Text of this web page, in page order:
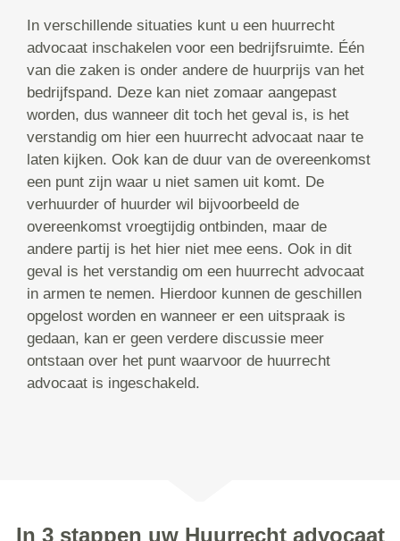
In verschillende situaties kunt u een huurrecht
advocaat inschakelen voor een bedrijfsruimte. Één
van die zaken is onder andere de huurprijs van het
bedrijfspand. Deze kan niet zomaar aangepast
worden, dus wanneer dit toch het geval is, is het
verstandig om hier een huurrecht advocaat naar te
laten kijken. Ook kan de duur van de overeenkomst
een punt zijn waar u niet samen uit komt. De
verhuurder of huurder wil bijvoorbeeld de
overeenkomst vroegtijdig ontbinden, maar de
andere partij is het hier niet mee eens. Ook in dit
geval is het verstandig om een huurrecht advocaat
in armen te nemen. Hierdoor kunnen de geschillen
opgelost worden en wanneer er een uitspraak is
gedaan, kan er geen verdere discussie meer
ontstaan over het punt waarvoor de huurrecht
advocaat is ingeschakeld.
In 3 stappen uw Huurrecht advocaat